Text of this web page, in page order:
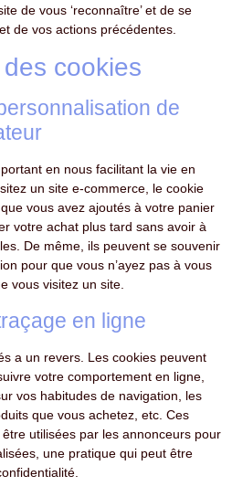
de vous ‘reconnaître’ et de se
de vos actions précédentes.
cookies
de
en nous facilitant la vie en
un site e-commerce, le cookie
vous avez ajoutés à votre panier
votre achat plus tard sans avoir à
De même, ils peuvent se souvenir
pour que vous n’ayez pas à vous
vous visitez un site.
en ligne
a un revers. Les cookies peuvent
votre comportement en ligne,
vos habitudes de navigation, les
que vous achetez, etc. Ces
utilisées par les annonceurs pour
une pratique qui peut être